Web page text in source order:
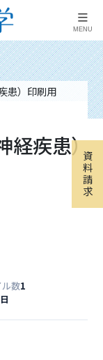
≡
MENU
資
料
請
求
患）印刷用
経疾患）
ル数1